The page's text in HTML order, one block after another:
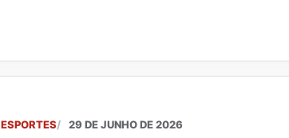
ESPORTES 29 DE JUNHO DE 2026